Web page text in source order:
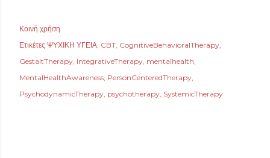
Κοινή χρήση
Ετικέτες ΨΥΧΙΚΗ ΥΓΕΙΑ CBT CognitiveBehavioralTherapy
GestaltTherapy IntegrativeTherapy mentalhealth
MentalHealthAwareness PersonCenteredTherapy
PsychodynamicTherapy psychotherapy SystemicTherapy